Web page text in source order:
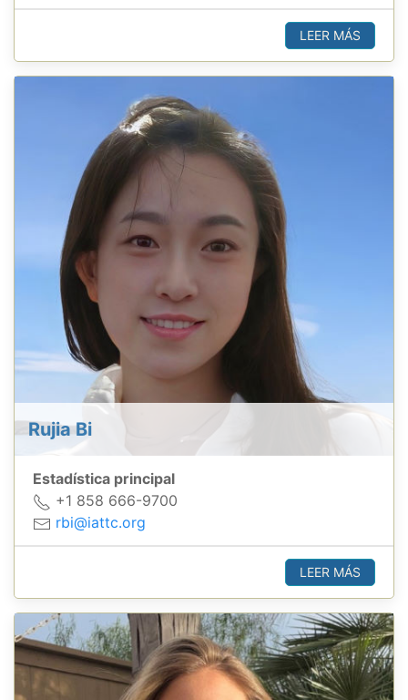
LEER MÁS
Rujia Bi
Estadística principal
+1 858 666-9700
rbi@iattc.org
LEER MÁS